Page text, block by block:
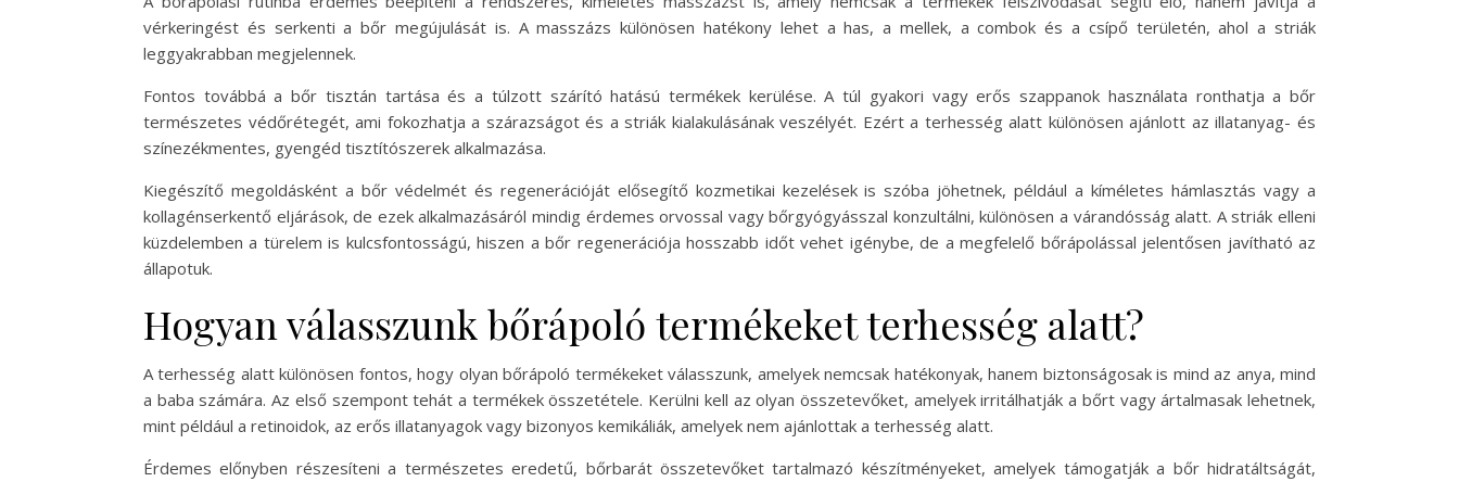
vérkeringést és serkenti a bőr megújulását is. A masszázs különösen hatékony lehet a has, a mellek, a combok és a csípő területén, ahol a striák
leggyakrabban megjelennek.
Fontos továbbá a bőr tisztán tartása és a túlzott szárító hatású termékek kerülése. A túl gyakori vagy erős szappanok használata ronthatja a bőr
természetes védőrétegét, ami fokozhatja a szárazságot és a striák kialakulásának veszélyét. Ezért a terhesség alatt különösen ajánlott az illatanyag- és
színezékmentes, gyengéd tisztítószerek alkalmazása.
Kiegészítő megoldásként a bőr védelmét és regenerációját elősegítő kozmetikai kezelések is szóba jöhetnek, például a kíméletes hámlasztás vagy a
kollagénserkentő eljárások, de ezek alkalmazásáról mindig érdemes orvossal vagy bőrgyógyásszal konzultálni, különösen a várandósság alatt. A striák elleni
küzdelemben a türelem is kulcsfontosságú, hiszen a bőr regenerációja hosszabb időt vehet igénybe, de a megfelelő bőrápolással jelentősen javítható az
állapotuk.
Hogyan válasszunk bőrápoló termékeket terhesség alatt?
A terhesség alatt különösen fontos, hogy olyan bőrápoló termékeket válasszunk, amelyek nemcsak hatékonyak, hanem biztonságosak is mind az anya, mind
a baba számára. Az első szempont tehát a termékek összetétele. Kerülni kell az olyan összetevőket, amelyek irritálhatják a bőrt vagy ártalmasak lehetnek,
mint például a retinoidok, az erős illatanyagok vagy bizonyos kemikáliák, amelyek nem ajánlottak a terhesség alatt.
Érdemes előnyben részesíteni a természetes eredetű, bőrbarát összetevőket tartalmazó készítményeket, amelyek támogatják a bőr hidratáltságát,